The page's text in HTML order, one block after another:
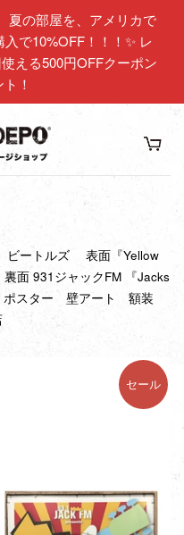
夏の部屋を、アメリカで
で10%OFF！！！✨ レ
える500円OFFクーポン
！
ートルズ 表面『Yellow
面 931ジャックFM 『Jacks
ポスター 壁アート 額装
セール